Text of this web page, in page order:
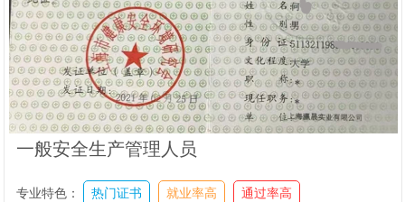
一般安全生产管理人员
专业特色： 热门证书 就业率高 通过率高